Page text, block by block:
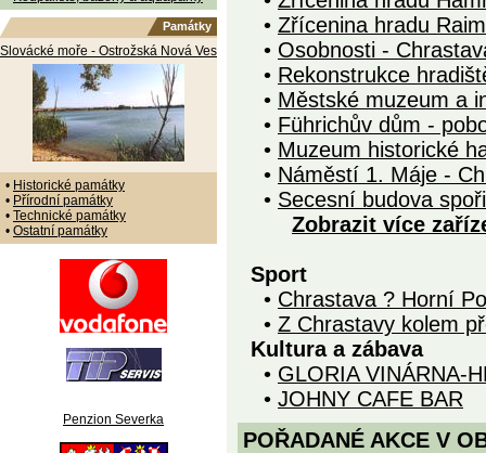
Památky
Slovácké moře - Ostrožská Nová Ves
• Historické památky
• Přírodní památky
• Technické památky
• Ostatní památky
Penzion Severka
• Zřícenina hradu
• Osobnosti -
• Rekonstrukce
• Městské muzeum a
• Führichův dům -
• Muzeum historické
• Náměstí 1. Máje -
• Secesní budova
Zobrazit více
Sport
• Chrastava ? Horní
• Z Chrastavy kolem
Kultura a zábava
• GLORIA VINÁRNA-
• JOHNY CAFE BAR
POŘADANÉ AKCE V